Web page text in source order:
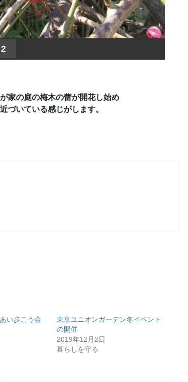
2
家の庭の梅木の蕾が開花し始め
づいている感じがします。
い歩こう会
東京ユニオンガーデン冬イベント
の開催
2019年12月2日
暮らしを守る